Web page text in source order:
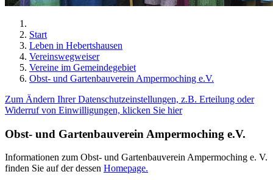
Start
Leben in Hebertshausen
Vereinswegweiser
Vereine im Gemeindegebiet
Obst- und Gartenbauverein Ampermoching e.V.
Zum Ändern Ihrer Datenschutzeinstellungen, z.B. Erteilung oder
Widerruf von Einwilligungen, klicken Sie hier
Obst- und Gartenbauverein Ampermoching e.V.
Informationen zum Obst- und Gartenbauverein Ampermoching e. V.
finden Sie auf der dessen Homepage.